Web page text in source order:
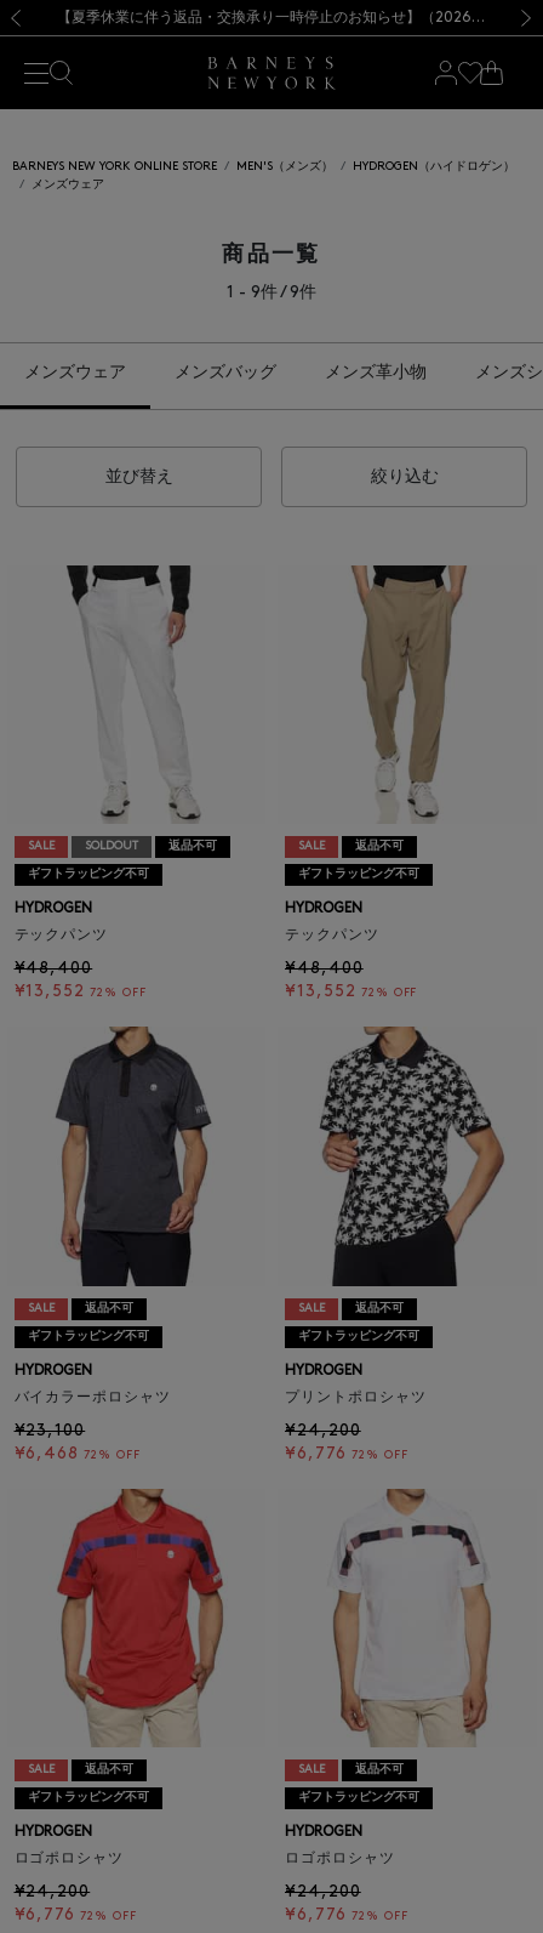
新規登録のお客様も対象！＜MY BARNEYS＞会員のお客様は11,000円（税込）以上のお買上げで常時送料無料！お買い物の際は会員登録を！
【夏季休業に伴う出荷一時停止のお知らせ】(2026.8.7) 【オンラインストア カスタマーセンター夏季休業に関するお知らせ】（2026.8.7）【夏季休業に伴う返品・交換承り一時停止のお知らせ】（2026.8.5）
熊本県を中心とした地震の影響によるお荷物のお届けについて
【開催中】SUMMER SALEのご案内・ご注意事項 新規登録のお客様も対象！＜MY BARNEYS＞会員のお客様は11,000円（税込）以上のお買上げで常時送料無料！お買い物の際は会員登録を！
【夏季休業に伴う出荷一時停止のお知らせ】(2026.8.7)
BARNEYS NEW YORK ONLINE STORE MEN'S（メンズ）
HYDROGEN（ハイドロゲン）
メンズウェア
商品一覧
1 - 9件 / 9件
メンズウェア メンズバッグ メンズ革小物 メンズ
並び替え 絞り込む
SALE SOLDOUT 返品不可
ギフトラッピング不可
HYDROGEN
テックパンツ
¥48,400
¥13,552 72% OFF
SALE 返品不可
ギフトラッピング不可
HYDROGEN
テックパンツ
¥48,400
¥13,552 72% OFF
SALE 返品不可
ギフトラッピング不可
HYDROGEN
バイカラーポロシャツ
¥23,100
¥6,468 72% OFF
SALE 返品不可
ギフトラッピング不可
HYDROGEN
プリントポロシャツ
¥24,200
¥6,776 72% OFF
SALE 返品不可
ギフトラッピング不可
HYDROGEN
ロゴポロシャツ
¥24,200
¥6,776 72% OFF
SALE 返品不可
ギフトラッピング不可
HYDROGEN
ロゴポロシャツ
¥24,200
¥6,776 72% OFF